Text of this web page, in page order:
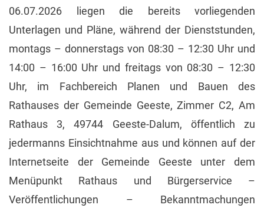
06.07.2026 liegen die bereits vorliegenden
Unterlagen und Pläne, während der Dienststunden,
montags – donnerstags von 08:30 – 12:30 Uhr und
14:00 – 16:00 Uhr und freitags von 08:30 – 12:30
Uhr, im Fachbereich Planen und Bauen des
Rathauses der Gemeinde Geeste, Zimmer C2, Am
Rathaus 3, 49744 Geeste-Dalum, öffentlich zu
jedermanns Einsichtnahme aus und können auf der
Internetseite der Gemeinde Geeste unter dem
Menüpunkt Rathaus und Bürgerservice –
Veröffentlichungen – Bekanntmachungen